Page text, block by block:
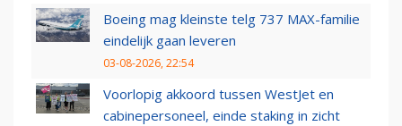
Boeing mag kleinste telg 737 MAX-familie
eindelijk gaan leveren
03-08-2026, 22:54
Voorlopig akkoord tussen WestJet en
cabinepersoneel, einde staking in zicht